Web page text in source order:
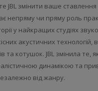
JBL змінити ваше
непряму чи пряму роль
у найкращих студіях
акустичних
та котушок. JBL змінила те,
динамікою та
від жанру.